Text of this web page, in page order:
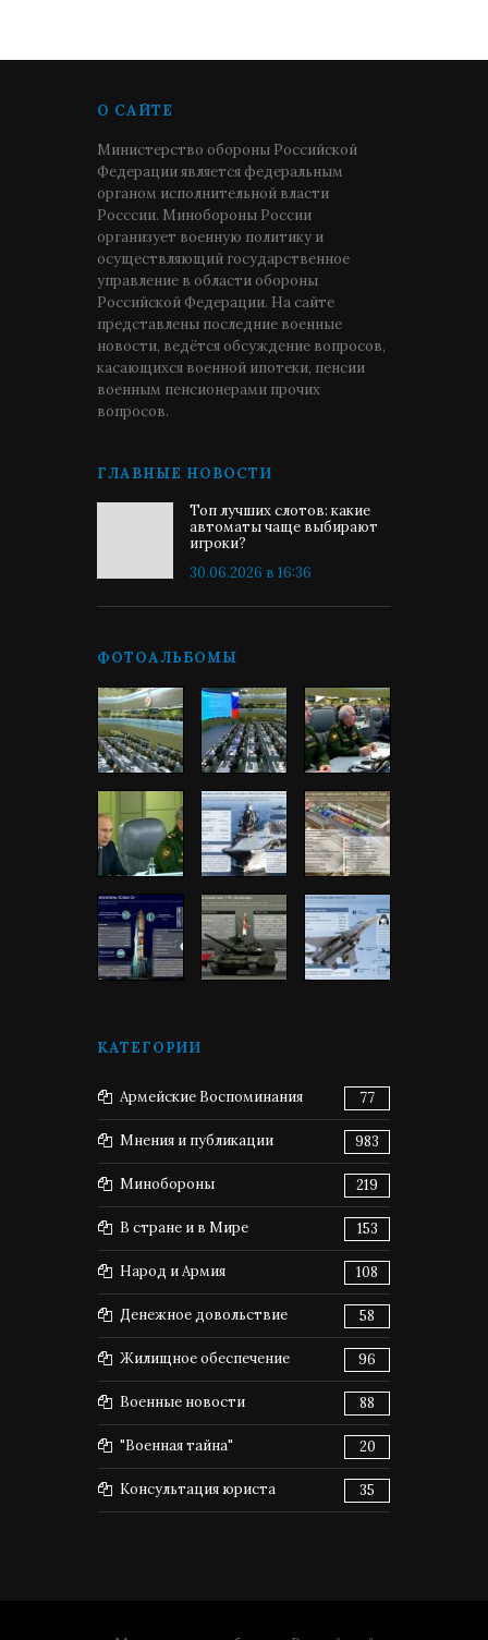
О САЙТЕ
Министерство обороны Российской
Федерации является федеральным
органом исполнительной власти
Росссии. Минобороны России
организует военную политику и
осуществляющий государственное
управление в области обороны
Российской Федерации. На сайте
представлены последние военные
новости, ведётся обсуждение вопросов,
касающихся военной ипотеки, пенсии
военным пенсионерами прочих
вопросов.
ГЛАВНЫЕ НОВОСТИ
Топ лучших слотов: какие
автоматы чаще выбирают
игроки?
30.06.2026 в 16:36
ФОТОАЛЬБОМЫ
КАТЕГОРИИ
Армейские Воспоминания 77
Мнения и публикации 983
Минобороны 219
В стране и в Мире 153
Народ и Армия 108
Денежное довольствие 58
Жилищное обеспечение 96
Военные новости 88
"Военная тайна" 20
Консультация юриста 35